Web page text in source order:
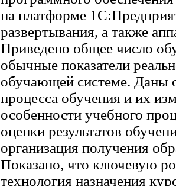
на платформе
развертывания, а также
Приведено общее число
обычные показатели
обучающей системе. Даны
процесса обучения и их
особенности учебного
оценки результатов
организация получения
Показано, что ключевую
технология назначения